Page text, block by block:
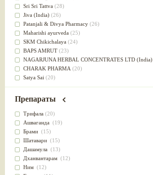
Для сердца(32)
Для сосудов головного мозга
Для полости рта(32)
Дефицит железа(31)
Для лица(31)
Употребление в пищу
Ароматерапия(29)
Жаропонижающее(29)
для памяти(28)
для почек(28)
Слабительное (28)
Афродизиак(27)
Напитки(27)
Для йоги (27)
Для потенции(26)
Для душа(25)
для концентрации внимания
при нарушении эрекции
Sri Sri Tattva (28)
Jiva (India) (26)
Patanjali & Divya Pharmacy (26)
Maharishi ayurveda (25)
SKM Chikichalaya (24)
BAPS AMRUT (23)
NAGARJUNA HERBAL CONCENTRATES LTD (India)
CHARAK PHARMA (20)
Satya Sai (20)
Vyas(20)
Kerala Ayurveda
(19)
Organic India pvt ltd
Lalita(16)
Ashtang Herbals
Alarsin(14)
Vasu Health care
Baraka(13)
Dabur India Ltd
Препараты
Трифала (20)
Ашваганда (19)
Брами (15)
Шатавари (15)
Дашамула (13)
Дханвантарам (12)
Ним (12)